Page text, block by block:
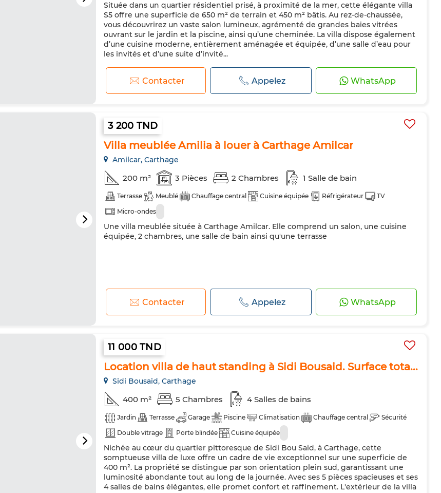
Chauffage central
Sécurité Double vitrage Porte blindée
Cuisine équipée
Réfrigérateur
Machine à laver Micro-ondes
Internet
Animaux domestiques autorisés
Située dans un quartier résidentiel prisé, à proximité de la mer, cette élégante villa
S5 offre une superficie de 650 m² de terrain et 450 m² bâtis. Au rez-de-chaussée,
vous découvrirez un vaste salon lumineux, agrémenté de grandes baies vitrées
ouvrant sur le jardin et la piscine, ainsi qu’une cheminée. La villa dispose également
d’une cuisine moderne, entièrement aménagée et équipée, d’une salle d’eau pour
les invités et d’une suite d’invité...
Contacter Appelez WhatsApp
3 200 TND
Villa meublée Amilia à louer à Carthage Amilcar
Amilcar, Carthage
200 m² 3 Pièces 2 Chambres 1 Salle de bain
Terrasse Meublé Chauffage central Cuisine équipée Réfrigérateur
TV
Micro-ondes
Une villa meublée située à Carthage Amilcar. Elle comprend un salon, une cuisine
équipée, 2 chambres, une salle de bain ainsi qu'une terrasse
Contacter Appelez WhatsApp
11 000 TND
Location villa de haut standing à Sidi Bousaid. Surface tota...
Sidi Bousaid, Carthage
400 m² 5 Chambres 4 Salles de bains
Jardin Terrasse Garage Piscine Climatisation Chauffage central
Sécurité
Double vitrage
Porte blindée Cuisine équipée
Nichée au cœur du quartier pittoresque de Sidi Bou Said, à Carthage, cette
somptueuse villa de luxe offre un cadre de vie exceptionnel sur une superficie de
400 m². La propriété se distingue par son orientation plein sud, garantissant une
luminosité abondante tout au long de la journée. Avec ses 5 pièces spacieuses et ses
4 salles de bains élégantes, elle promet confort et raffinement. L'extérieur de la villa